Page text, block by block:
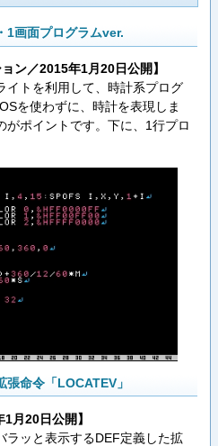
1画面プログラムver.
ン／2015年1月20日公開】
イトを利用して、時計系プログ
を使わずに、時計を表現しま
がポイントです。下に、1行プロ
命令「LOCATEV」
月20日公開】
ラッと表示するDEF定義した拡